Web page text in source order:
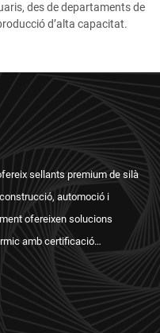
des de departaments de
d’alta capacitat.
sellants premium de silà
automoció i
ofereixen solucions
amb certificació